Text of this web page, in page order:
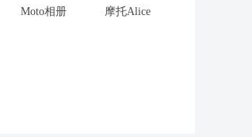
Moto相册 摩托Alice